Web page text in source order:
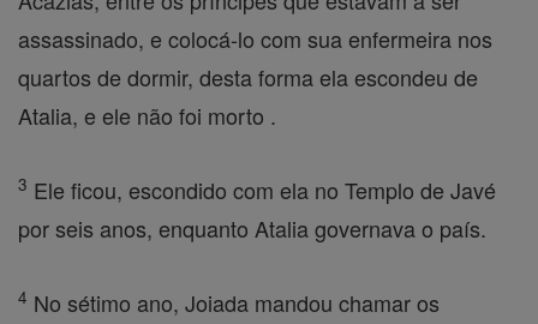
assassinado, e colocá-lo com sua enfermeira nos
quartos de dormir, desta forma ela escondeu de
Atalia, e ele não foi morto .
3 Ele ficou, escondido com ela no Templo de Javé
por seis anos, enquanto Atalia governava o país.
4 No sétimo ano, Joiada mandou chamar os